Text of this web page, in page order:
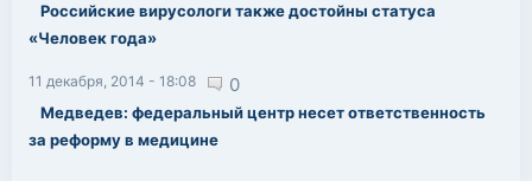
Российские вирусологи также достойны статуса
«Человек года»
11 декабря, 2014 - 18:08 0
Медведев: федеральный центр несет ответственность
за реформу в медицине